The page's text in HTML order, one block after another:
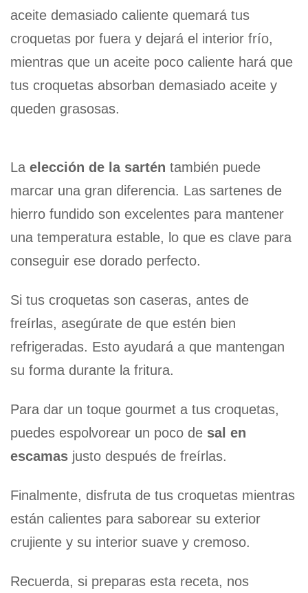
aceite demasiado caliente quemará tus
croquetas por fuera y dejará el interior frío,
mientras que un aceite poco caliente hará que
tus croquetas absorban demasiado aceite y
queden grasosas.
La elección de la sartén también puede
marcar una gran diferencia. Las sartenes de
hierro fundido son excelentes para mantener
una temperatura estable, lo que es clave para
conseguir ese dorado perfecto.
Si tus croquetas son caseras, antes de
freírlas, asegúrate de que estén bien
refrigeradas. Esto ayudará a que mantengan
su forma durante la fritura.
Para dar un toque gourmet a tus croquetas,
puedes espolvorear un poco de sal en
escamas justo después de freírlas.
Finalmente, disfruta de tus croquetas mientras
están calientes para saborear su exterior
crujiente y su interior suave y cremoso.
Recuerda, si preparas esta receta, nos